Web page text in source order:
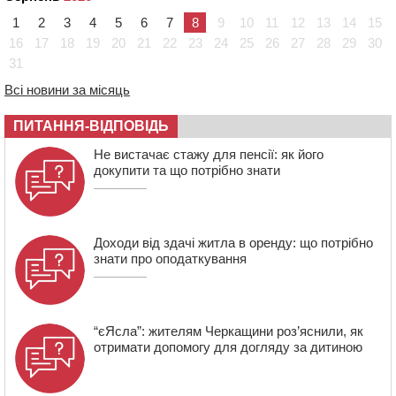
14:02
На Черкащині намолотили перший мільйон тонн
зерна нового врожаю
13:40
шквали до 22 м/с
12:50 Внаслідок падіння вертольота загинув 28-річний
захисник зі Сміли
1
2 3 4 5 6 7 8 9 10 11 12 13 14
15
16
17 18 19 20 21 22 23 24 25 26 27 28 29
30
31
Всі новини за місяць
ПИТАННЯ-ВІДПОВІДЬ
Не вистачає стажу для пенсії: як його
докупити та що потрібно знати
Доходи від здачі житла в оренду: що потрібно
знати про оподаткування
“єЯсла”: жителям Черкащини роз’яснили, як
отримати допомогу для догляду за дитиною